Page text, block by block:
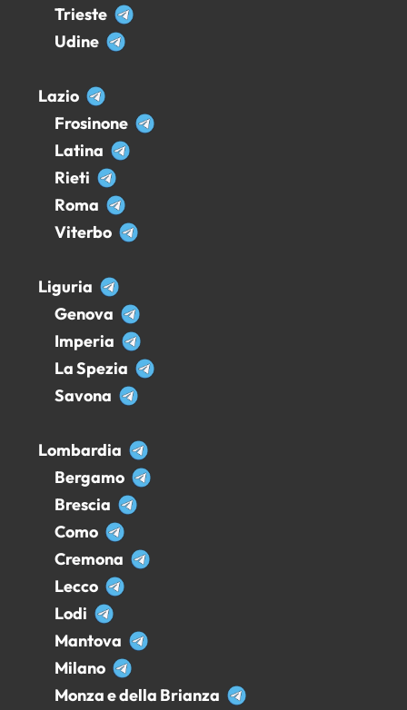
Trieste
Udine
Lazio
Frosinone
Latina
Rieti
Roma
Viterbo
Liguria
Genova
Imperia
La Spezia
Savona
Lombardia
Bergamo
Brescia
Como
Cremona
Lecco
Lodi
Mantova
Milano
Monza e della Brianza